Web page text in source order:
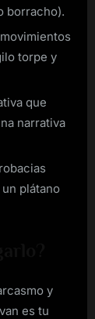
borracho).
torpe y
que
narrativa
plátano
y
es tu